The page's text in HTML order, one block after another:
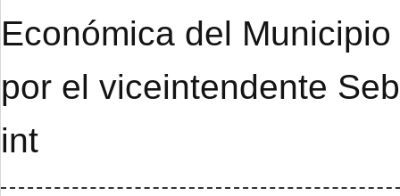
Económica del
por el viceintendente
int